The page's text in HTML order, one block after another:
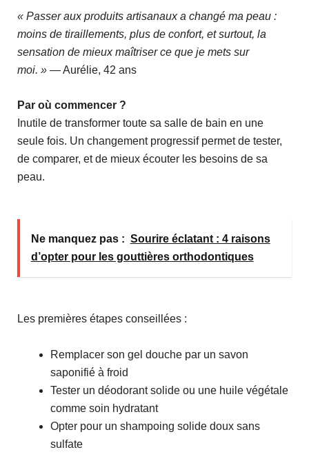
« Passer aux produits artisanaux a changé ma peau :
moins de tiraillements, plus de confort, et surtout, la
sensation de mieux maîtriser ce que je mets sur
moi. »— Aurélie, 42 ans
Par où commencer ?
Inutile de transformer toute sa salle de bain en une
seule fois. Un changement progressif permet de tester,
de comparer, et de mieux écouter les besoins de sa
peau.
Ne manquez pas : Sourire éclatant : 4 raisons
d’opter pour les gouttières orthodontiques
Les premières étapes conseillées :
Remplacer son gel douche par un savon
saponifié à froid
Tester un déodorant solide ou une huile végétale
comme soin hydratant
Opter pour un shampoing solide doux sans
sulfate